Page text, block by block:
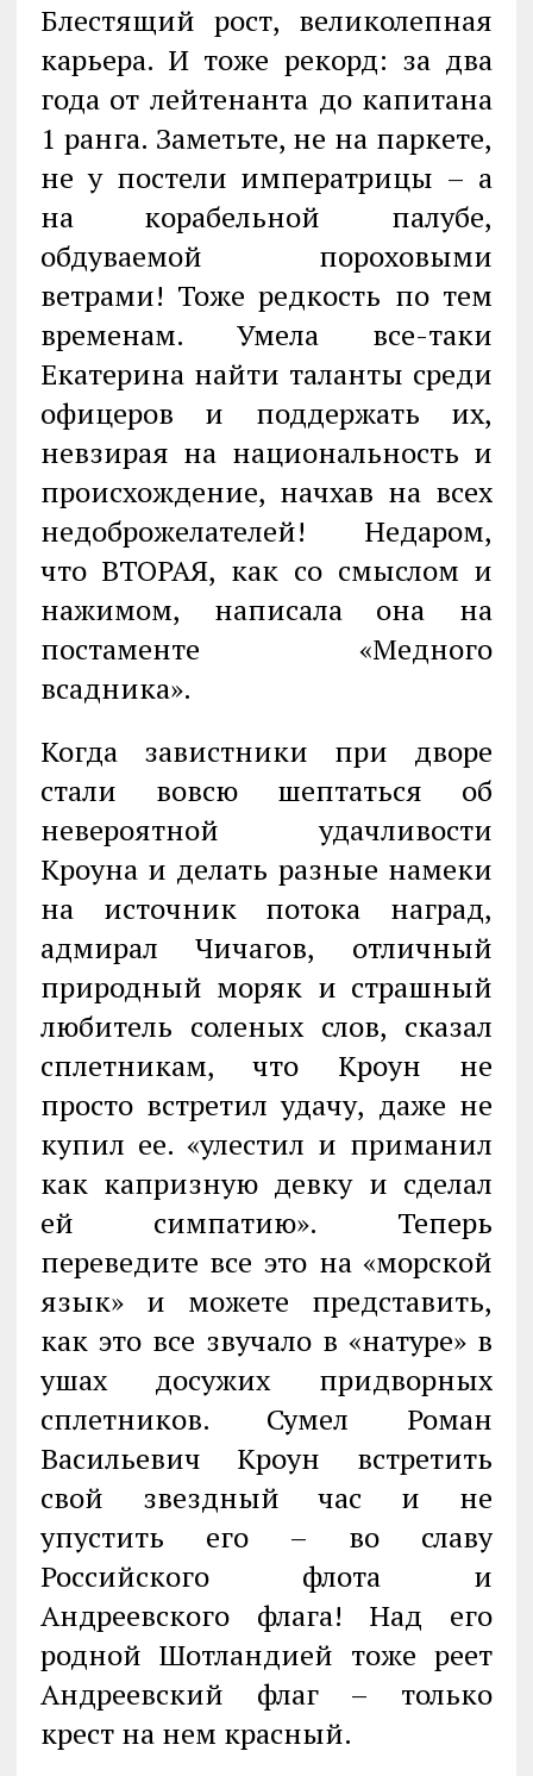
Блестящий рост, великолепная
карьера. И тоже рекорд: за два
года от лейтенанта до капитана
1 ранга. Заметьте, не на паркете,
не у постели императрицы – а
на корабельной палубе,
обдуваемой пороховыми
ветрами! Тоже редкость по тем
временам. Умела все-таки
Екатерина найти таланты среди
офицеров и поддержать их,
невзирая на национальность и
происхождение, начхав на всех
недоброжелателей! Недаром,
что ВТОРАЯ, как со смыслом и
нажимом, написала она на
постаменте «Медного
всадника».
Когда завистники при дворе
стали вовсю шептаться об
невероятной удачливости
Кроуна и делать разные намеки
на источник потока наград,
адмирал Чичагов, отличный
природный моряк и страшный
любитель соленых слов, сказал
сплетникам, что Кроун не
просто встретил удачу, даже не
купил ее. «улестил и приманил
как капризную девку и сделал
ей симпатию». Теперь
переведите все это на «морской
язык» и можете представить,
как это все звучало в «натуре» в
ушах досужих придворных
сплетников. Сумел Роман
Васильевич Кроун встретить
свой звездный час и не
упустить его – во славу
Российского флота и
Андреевского флага! Над его
родной Шотландией тоже реет
Андреевский флаг – только
крест на нем красный.